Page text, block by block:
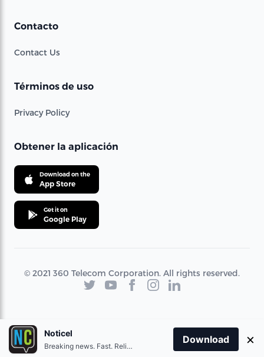
Contacto
Contact Us
Términos de uso
Privacy Policy
Obtener la aplicación
Download on the
App Store
Get it on
Google Play
© 2021 360 Telecom Corporation. All rights reserved.
Noticel
Breaking news. Fast. Reliable.
Download ×